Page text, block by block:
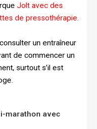
Jolt avec des
de pressothérapie.
un entraîneur
de commencer un
surtout s’il est
marathon avec